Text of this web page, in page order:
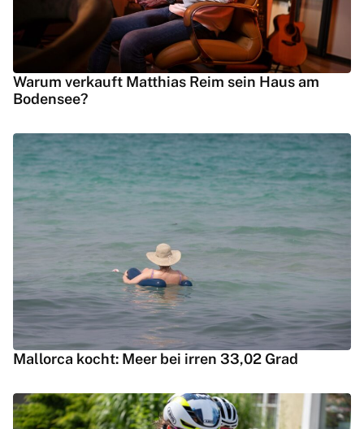
Warum verkauft Matthias Reim sein Haus am
Bodensee?
Mallorca kocht: Meer bei irren 33,02 Grad